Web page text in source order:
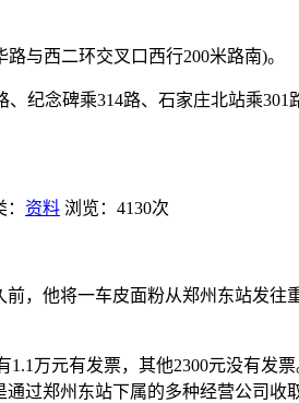
与西二环交叉口西行200米路南)。
纪念碑乘314路、石家庄北站乘
资料 浏览：4130次
，他将一车皮面粉从郑州东站发
1.1万元有发票，其他2300元没有发
过郑州东站下属的多种经营公司收